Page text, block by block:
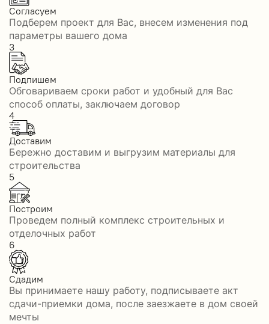
Согласуем
Подберем проект для Вас, внесем изменения под
параметры вашего дома
3
Подпишем
Обговариваем сроки работ и удобный для Вас
способ оплаты, заключаем договор
4
Доставим
Бережно доставим и выгрузим материалы для
строительства
5
Построим
Проведем полный комплекс строительных и
отделочных работ
6
Сдадим
Вы принимаете нашу работу, подписываете акт
сдачи-приемки дома, после заезжаете в дом своей
мечты